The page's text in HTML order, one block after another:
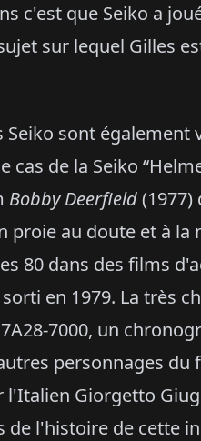
c'est que Seiko a
sur lequel Gilles
sont
cas de la Seiko
Bobby Deerfield(1977)
proie au doute et à
80 dans des films
sorti en 1979. La très
7000, un
personnages
l'Italien Giorgetto
l'histoire de cette